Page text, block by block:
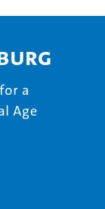
a
Age